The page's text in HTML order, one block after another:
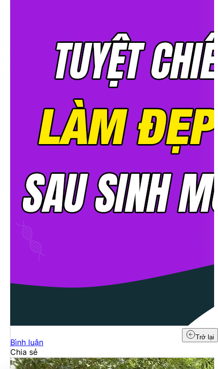
Trở lại
Bình luận
Chia sẻ